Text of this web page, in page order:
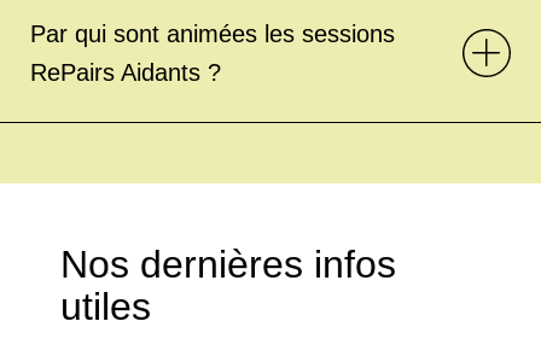
Par qui sont animées les sessions
RePairs Aidants ?
Nos dernières infos
utiles